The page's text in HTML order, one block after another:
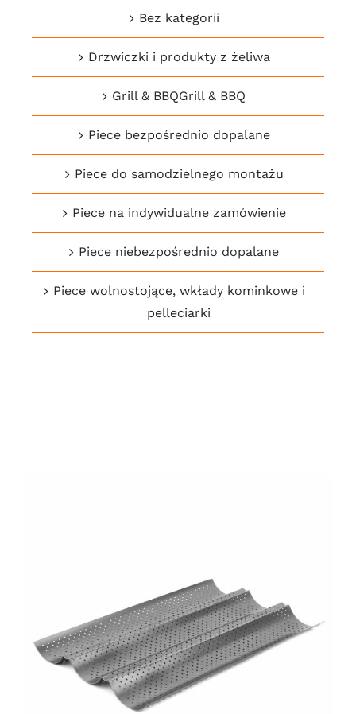
Bez kategorii
Drzwiczki i produkty z żeliwa
Grill & BBQGrill & BBQ
Piece bezpośrednio dopalane
Piece do samodzielnego montażu
Piece na indywidualne zamówienie
Piece niebezpośrednio dopalane
Piece wolnostojące, wkłady kominkowe i
pelleciarki